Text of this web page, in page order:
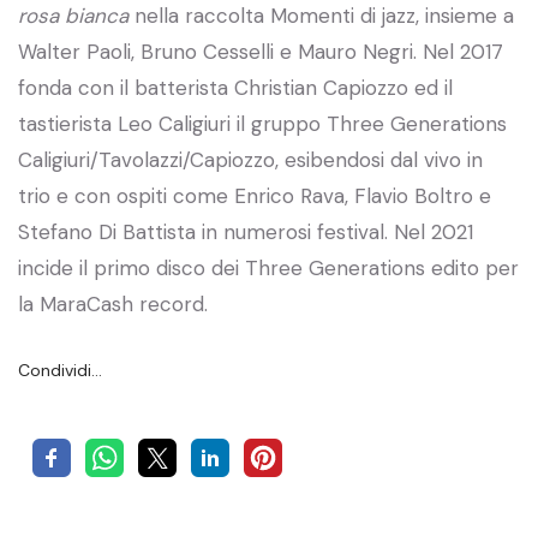
rosa biancanella raccolta Momenti di jazz, insieme a
Walter Paoli, Bruno Cesselli e Mauro Negri. Nel 2017
fonda con il batterista Christian Capiozzo ed il
tastierista Leo Caligiuri il gruppo Three Generations
Caligiuri/Tavolazzi/Capiozzo, esibendosi dal vivo in
trio e con ospiti come Enrico Rava, Flavio Boltro e
Stefano Di Battista in numerosi festival. Nel 2021
incide il primo disco dei Three Generations edito per
la MaraCash record.
Condividi…